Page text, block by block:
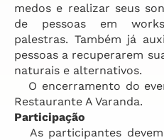
medos e realizar seus
de pessoas em
palestras. Também já
pessoas a recuperarem
naturais e alternativos.
O encerramento do
Restaurante A Varanda.
Participação
As participantes